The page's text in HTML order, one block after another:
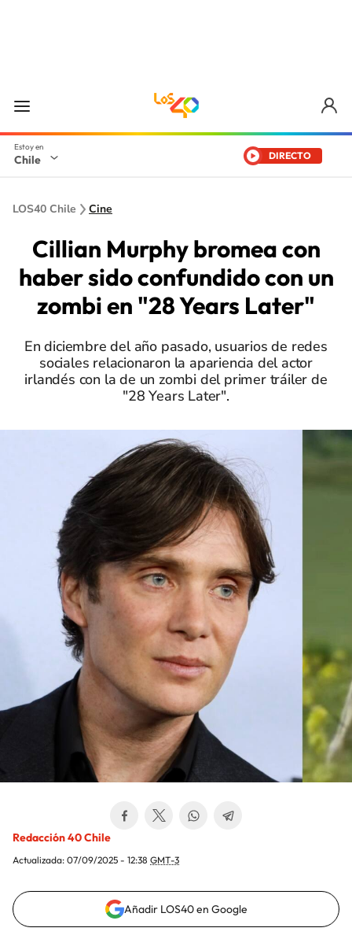
Chile DIRECTO
LOS40 Chile Cine
Cillian Murphy bromea con
haber sido confundido con un
zombi en "28 Years Later"
En diciembre del año pasado, usuarios de redes
sociales relacionaron la apariencia del actor
irlandés con la de un zombi del primer tráiler de
"28 Years Later".
Redacción 40 Chile
Actualizada: 07/09/2025 - 12:38 GMT-3
Añadir LOS40 en Google